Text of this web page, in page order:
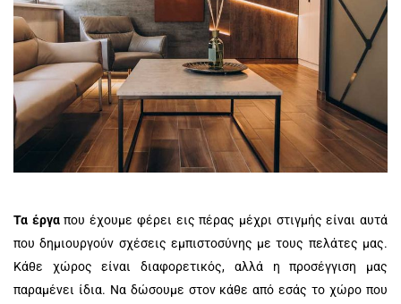
Τα έργαπου έχουμε φέρει εις πέρας μέχρι στιγμής είναι αυτά
που δημιουργούν σχέσεις εμπιστοσύνης με τους πελάτες μας.
Κάθε χώρος είναι διαφορετικός, αλλά η προσέγγιση μας
παραμένει ίδια. Να δώσουμε στον κάθε από εσάς το χώρο που